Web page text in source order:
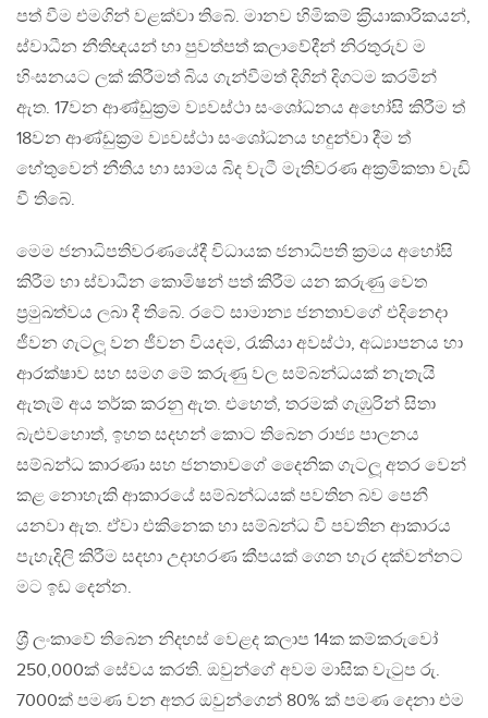
පත් වීම එමගින් වළක්වා තිබේ. මානව හිමිකම් ක‍්‍රියාකාරිකයන්,
ස්වාධීන නීතිඥයන් හා පුවත්පත් කලාවේදීන් නිරතුරුව ම
හිංසනයට ලක් කිරීමත් බිය ගැන්වීමත් දිගින් දිගටම කරමින්
ඇත. 17වන ආණ්ඩුක‍්‍රම ව්‍යවස්ථා සංශෝධනය අහෝසි කිරීම ත්
18වන ආණ්ඩුක‍්‍රම ව්‍යවස්ථා සංශෝධනය හදුන්වා දීම ත්
හේතුවෙන් නීතිය හා සාමය බිද වැටී මැතිවරණ අක‍්‍රමිකතා වැඩි
වී තිබේ.
මෙම ජනාධිපතිවරණයේදී විධායක ජනාධිපති ක‍්‍රමය අහෝසි
කිරීම හා ස්වාධීන කොමිෂන් පත් කිරීම යන කරුණු වෙත
ප‍්‍රමුඛත්වය ලබා දී තිබේ. රටේ සාමාන්‍ය ජනතාවගේ එදිනෙදා
ජීවන ගැටලූ වන ජීවන වියදම, රැකියා අවස්ථා, අධ්‍යාපනය හා
ආරක්ෂාව සහ සමග මේ කරුණු වල සම්බන්ධයක් නැතැයි
ඇතැම් අය තර්ක කරනු ඇත. එහෙත්, තරමක් ගැඹුරින් සිතා
බැළුවහොත්, ඉහත සදහන් කොට තිබෙන රාජ්‍ය පාලනය
සම්බන්ධ කාරණා සහ ජනතාවගේ දෛනික ගැටලූ අතර වෙන්
කළ නොහැකි ආකාරයේ සම්බන්ධයක් පවතින බව පෙනී
යනවා ඇත. ඒවා එකිනෙක හා සම්බන්ධ වී පවතින ආකාරය
පැහැදිලි කිරීම සදහා උදාහරණ කීපයක් ගෙන හැර දක්වන්නට
මට ඉඩ දෙන්න.
ශ‍්‍රී ලංකාවේ තිබෙන නිදහස් වෙළද කලාප 14ක කම්කරුවෝ
250,000ක් සේවය කරති. ඔවුන්ගේ අවම මාසික වැටුප රු.
7000ක් පමණ වන අතර ඔවුන්ගෙන් 80% ක් පමණ දෙනා එම